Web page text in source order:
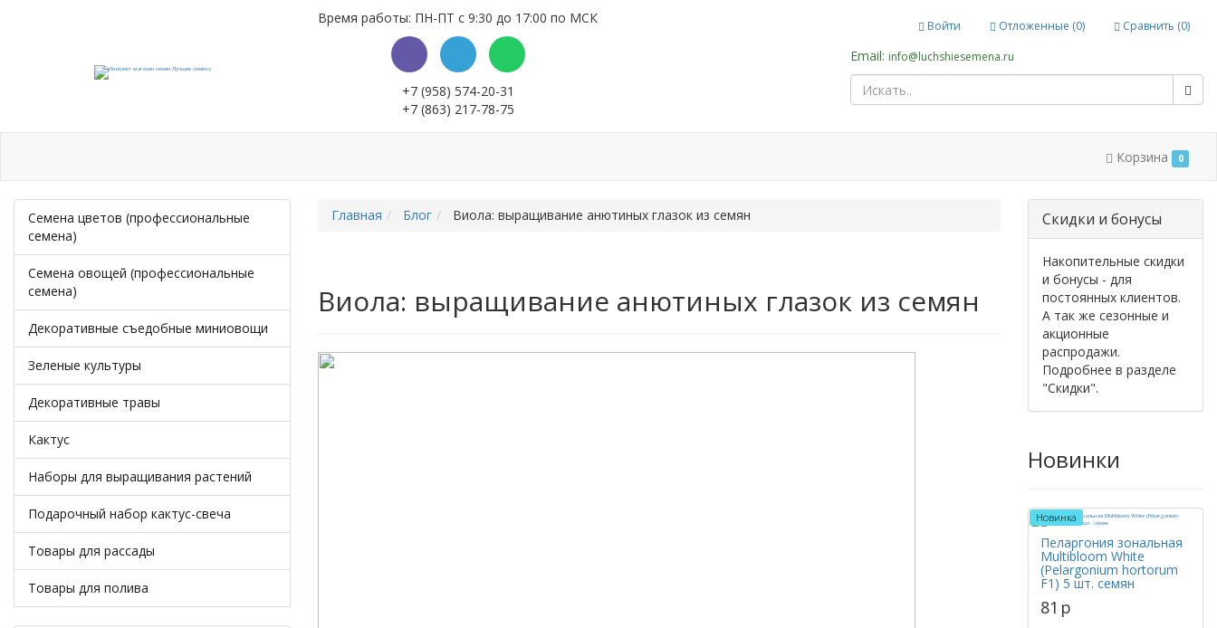
Время работы: ПН-ПТ с 9:30 до 17:00 по МСК
+7 (958) 574-20-31
+7 (863) 217-78-75
Войти Отложенные (0) Сравнить (0)
Email: info@luchshiesemena.ru
Корзина 0
Семена цветов (профессиональные
семена)
Семена овощей (профессиональные
семена)
Декоративные съедобные миниовощи
Зеленые культуры
Декоративные травы
Кактус
Наборы для выращивания растений
Подарочный набор кактус-свеча
Товары для рассады
Товары для полива
Главная Блог Виола: выращивание анютиных глазок из семян
Виола: выращивание анютиных глазок из семян
Cкидки и бонусы
Накопительные скидки
и бонусы - для
постоянных клиентов.
А так же сезонные и
акционные
распродажи.
Подробнее в разделе
"Скидки".
Новинки
Новинка
Пеларгония зональная
Multibloom White
(Pelargonium hortorum
F1) 5 шт. семян
81 p